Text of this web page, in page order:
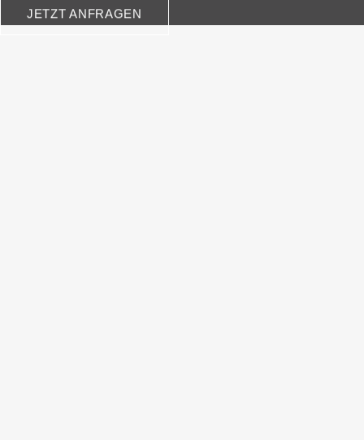
JETZT ANFRAGEN